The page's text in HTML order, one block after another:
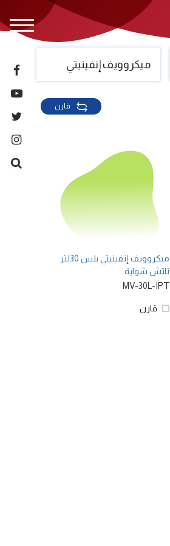
ميكروويف إنفينيتي
قارن
ميكروويف إنفينيتي بلس 30لتر
تاتش شواية
MV-30L-IPT
قارن